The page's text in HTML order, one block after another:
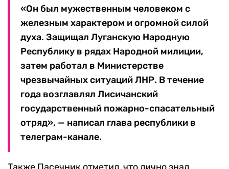
«Он был мужественным человеком с
железным характером и огромной силой
духа. Защищал Луганскую Народную
Республику в рядах Народной милиции,
затем работал в Министерстве
чрезвычайных ситуаций ЛНР. В течение
года возглавлял Лисичанский
государственный пожарно-спасательный
отряд», — написал глава республики в
телеграм-канале.